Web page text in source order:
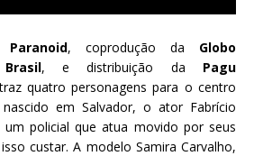
Paranoid, coprodução da Globo
, e distribuição da Pagu
quatro personagens para o centro
em Salvador, o ator Fabrício
um policial que atua movido por seus
custar. A modelo Samira Carvalho,